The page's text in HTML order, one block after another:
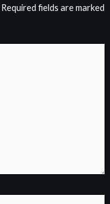
Required fields are marked